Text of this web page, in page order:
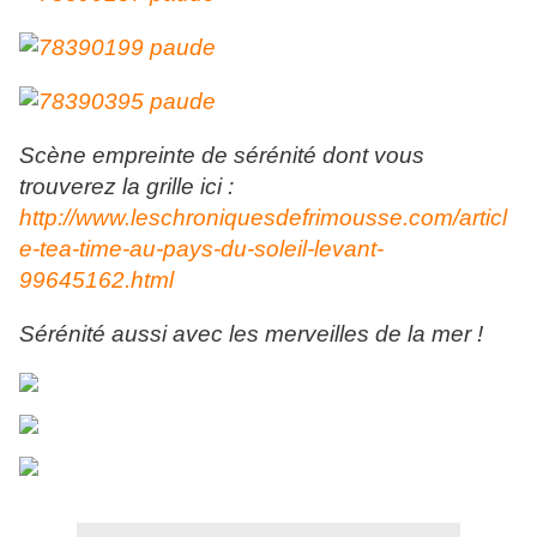
Scène empreinte de sérénité dont vous
trouverez la grille ici :
http://www.leschroniquesdefrimousse.com/articl
e-tea-time-au-pays-du-soleil-levant-
99645162.html
Sérénité aussi avec les merveilles de la mer !